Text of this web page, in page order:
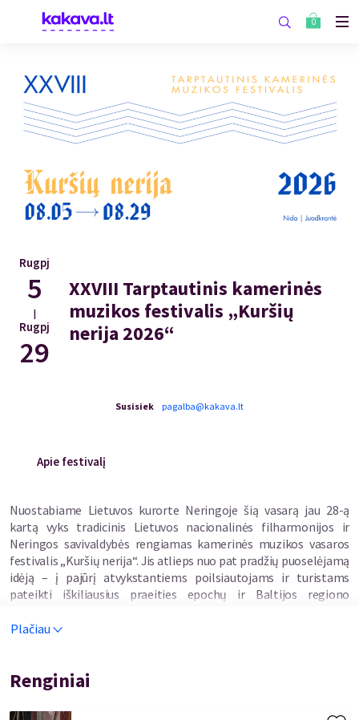
0
Rugpj
5
|
Rugpj
29
XXVIII Tarptautinis kamerinės
muzikos festivalis „Kuršių
nerija 2026“
Susisiek pagalba@kakava.lt
Apie festivalį
Nuostabiame Lietuvos kurorte Neringoje šią vasarą jau 28-ą
kartą vyks tradicinis Lietuvos nacionalinės filharmonijos ir
Neringos savivaldybės rengiamas kamerinės muzikos vasaros
festivalis „Kuršių nerija“. Jis atlieps nuo pat pradžių puoselėjamą
idėją – į pajūrį atvykstantiems poilsiautojams ir turistams
pateikti iškiliausius praeities epochų ir Baltijos regiono
festivalio renginius:
Plačiau
Renginiai